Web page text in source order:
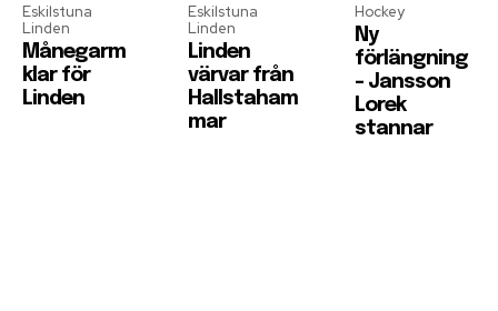
Eskilstuna
Linden
Månegarm
klar för
Linden
Eskilstuna
Linden
Linden
värvar från
Hallstaham
mar
Hockey
Ny
förlängning
– Jansson
Lorek
stannar